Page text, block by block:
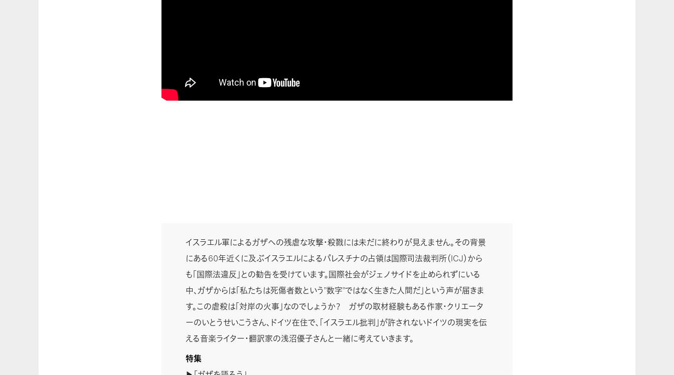
イスラエル軍によるガザへの残虐な攻撃・殺戮には未だに終わりが見えません。その背景
にある60年近くに及ぶイスラエルによるパレスチナの占領は国際司法裁判所（ICJ）から
も「国際法違反」との勧告を受けています。国際社会がジェノサイドを止められずにいる
中、ガザからは「私たちは死傷者数という”数字”ではなく生きた人間だ」という声が届きま
す。この虐殺は「対岸の火事」なのでしょうか？ ガザの取材経験もある作家・クリエータ
ーのいとうせいこうさん、ドイツ在住で、「イスラエル批判」が許されないドイツの現実を伝
える音楽ライター・翻訳家の浅沼優子さんと一緒に考えていきます。
特集